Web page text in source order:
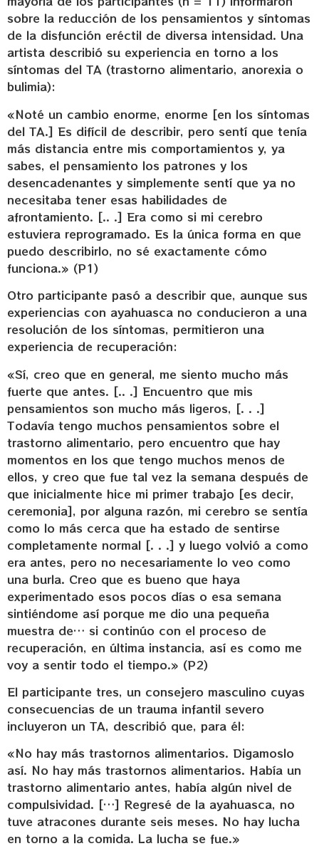
sobre la reducción de los pensamientos y síntomas
de la disfunción eréctil de diversa intensidad. Una
artista describió su experiencia en torno a los
síntomas del TA (trastorno alimentario, anorexia o
bulimia):
«Noté un cambio enorme, enorme [en los síntomas
del TA.] Es difícil de describir, pero sentí que tenía
más distancia entre mis comportamientos y, ya
sabes, el pensamiento los patrones y los
desencadenantes y simplemente sentí que ya no
necesitaba tener esas habilidades de
afrontamiento. [.. .] Era como si mi cerebro
estuviera reprogramado. Es la única forma en que
puedo describirlo, no sé exactamente cómo
funciona.» (P1)
Otro participante pasó a describir que, aunque sus
experiencias con ayahuasca no conducieron a una
resolución de los síntomas, permitieron una
experiencia de recuperación:
«Sí, creo que en general, me siento mucho más
fuerte que antes. [.. .] Encuentro que mis
pensamientos son mucho más ligeros, [. . .]
Todavía tengo muchos pensamientos sobre el
trastorno alimentario, pero encuentro que hay
momentos en los que tengo muchos menos de
ellos, y creo que fue tal vez la semana después de
que inicialmente hice mi primer trabajo [es decir,
ceremonia], por alguna razón, mi cerebro se sentía
como lo más cerca que ha estado de sentirse
completamente normal [. . .] y luego volvió a como
era antes, pero no necesariamente lo veo como
una burla. Creo que es bueno que haya
experimentado esos pocos días o esa semana
sintiéndome así porque me dio una pequeña
muestra de… si continúo con el proceso de
recuperación, en última instancia, así es como me
voy a sentir todo el tiempo.» (P2)
El participante tres, un consejero masculino cuyas
consecuencias de un trauma infantil severo
incluyeron un TA, describió que, para él:
«No hay más trastornos alimentarios. Digamoslo
así. No hay más trastornos alimentarios. Había un
trastorno alimentario antes, había algún nivel de
compulsividad. […] Regresé de la ayahuasca, no
tuve atracones durante seis meses. No hay lucha
en torno a la comida. La lucha se fue.»